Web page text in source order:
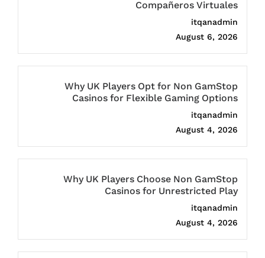
Compañeros Virtuales
itqanadmin
August 6, 2026
Why UK Players Opt for Non GamStop
Casinos for Flexible Gaming Options
itqanadmin
August 4, 2026
Why UK Players Choose Non GamStop
Casinos for Unrestricted Play
itqanadmin
August 4, 2026